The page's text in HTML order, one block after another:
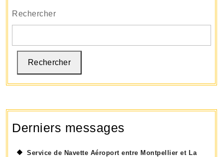
de
maintenant
Rechercher
Rechercher
Derniers messages
Service de Navette Aéroport entre Montpellier et La